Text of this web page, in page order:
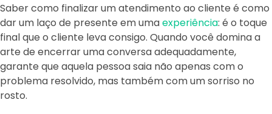
Saber como finalizar um atendimento ao cliente é como
dar um laço de presente em umaexperiência: é o toque
final que o cliente leva consigo. Quando você domina a
arte de encerrar uma conversa adequadamente,
garante que aquela pessoa saia não apenas com o
problema resolvido, mas também com um sorriso no
rosto.